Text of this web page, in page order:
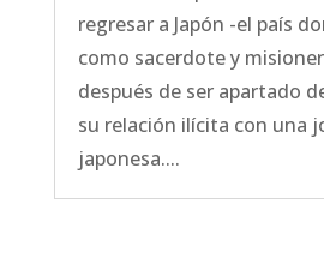
regresar a Japón -el país
como sacerdote y
después de ser apartado
su relación ilícita con una
japonesa....